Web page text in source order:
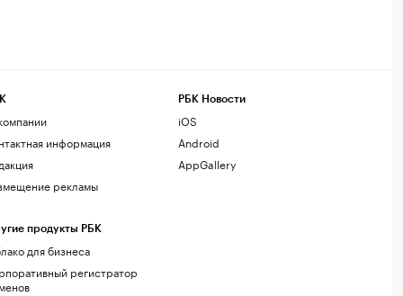
информация
рекламы
продукты РБК
для бизнеса
регистратор
РБК Новости
iOS
Android
AppGallery